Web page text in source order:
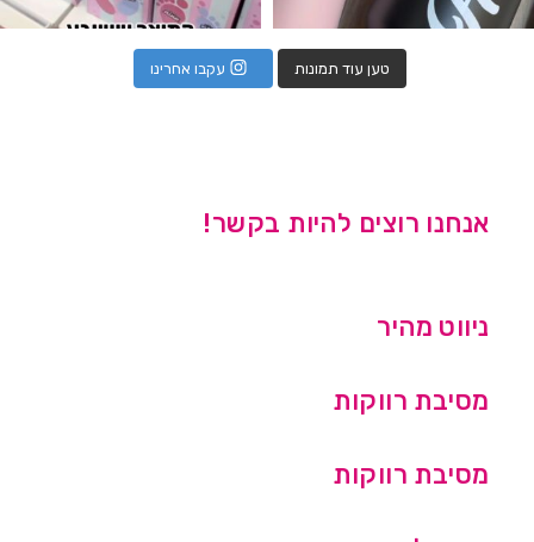
טען עוד תמונות עקבו אחרינו
אנחנו רוצים להיות בקשר!
ניווט מהיר
מסיבת רווקות
מסיבת רווקות